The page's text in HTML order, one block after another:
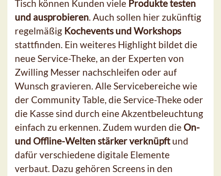
Tisch können Kunden viele Produkte testen
und ausprobieren. Auch sollen hier zukünftig
regelmäßig Kochevents und Workshops
stattfinden. Ein weiteres Highlight bildet die
neue Service-Theke, an der Experten von
Zwilling Messer nachschleifen oder auf
Wunsch gravieren. Alle Servicebereiche wie
der Community Table, die Service-Theke oder
die Kasse sind durch eine Akzentbeleuchtung
einfach zu erkennen. Zudem wurden dieOn-
und Offline-Welten stärker verknüpftund
dafür verschiedene digitale Elemente
verbaut. Dazu gehören Screens in den